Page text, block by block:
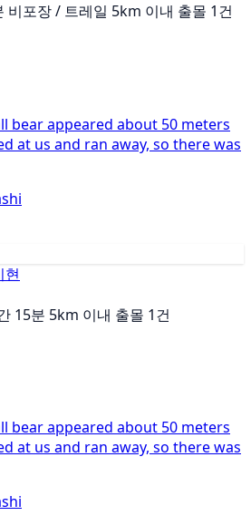
비포장 / 트레일 5km 이내 출몰 1건
bear appeared about 50 meters
at us and ran away, so there was
현
15분 5km 이내 출몰 1건
bear appeared about 50 meters
at us and ran away, so there was